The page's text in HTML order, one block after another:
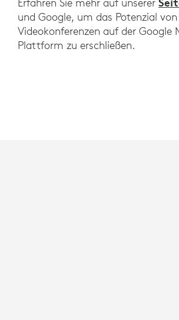
und Google, um das Potenzial
Videokonferenzen auf der Google
Plattform zu erschließen.